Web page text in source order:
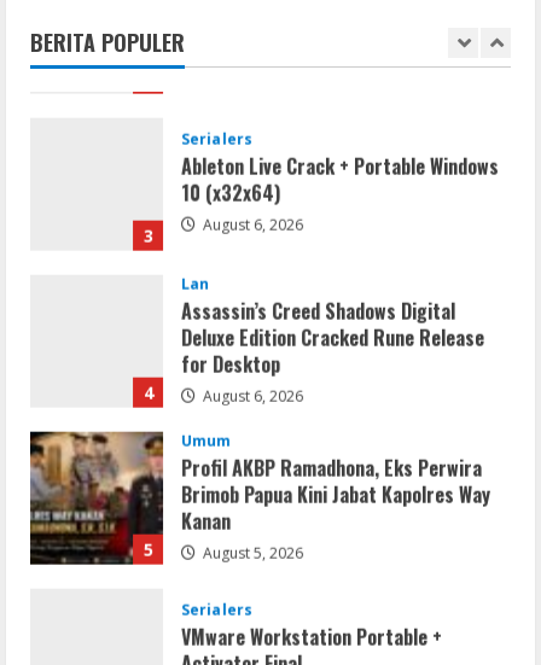
BERITA POPULER
2
Ableton Live Crack + Portable Windows
10 (x32x64)
August 6, 2026
Assassin’s Creed Shadows Digital
Deluxe Edition Cracked Rune Release
for Desktop
August 6, 2026
Profil AKBP Ramadhona, Eks Perwira
Brimob Papua Kini Jabat Kapolres Way
Kanan
August 5, 2026
VMware Workstation Portable +
Activator Final